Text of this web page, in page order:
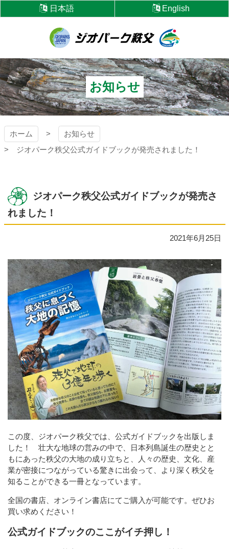
ン
本
文
へ
ス
キ
ッ
プ
日本語 English
ジオパーク秩父
お知らせ
ホーム
お知らせ
ジオパーク秩父公式ガイドブックが発売されました！
ジオパーク秩父公式ガイドブックが発売さ
れました！
2021年6月25日
この度、ジオパーク秩父では、公式ガイドブックを出版しま
した！ 壮大な地球の営みの中で、日本列島誕生の歴史とと
もにあった秩父の大地の成り立ちと、人々の歴史、文化、産
業が密接につながっている驚きに出会って、より深く秩父を
知ることができる一冊となっています。
全国の書店、オンライン書店にてご購入が可能です。ぜひお
買い求めください！
公式ガイドブックのここがイチ押し！